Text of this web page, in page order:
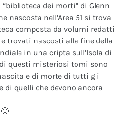
“biblioteca dei morti” di Glenn
nascosta nell’Area 51 si trova
composta da volumi redatti
trovati nascosti alla fine della
in una cripta sull’Isola di
questi misteriosi tomi sono
e di morte di tutti gli
di quelli che devono ancora